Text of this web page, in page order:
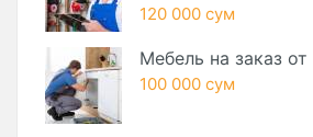
120 000 сум
Мебель на заказ
100 000 сум